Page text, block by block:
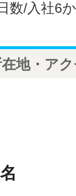
数/入社6
在地・ア